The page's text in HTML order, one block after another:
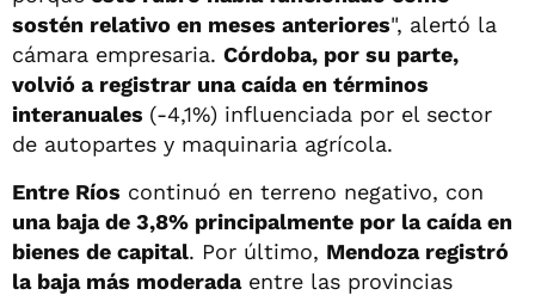
sostén relativo en meses anteriores", alertó la
cámara empresaria. Córdoba, por su parte,
volvió a registrar una caída en términos
interanuales (-4,1%) influenciada por el sector
de autopartes y maquinaria agrícola.
Entre Ríos continuó en terreno negativo, con
una baja de 3,8% principalmente por la caída en
bienes de capital. Por último, Mendoza registró
la baja más moderadaentre las provincias